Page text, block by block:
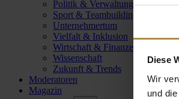
Diese
Wir
und
Politik & Verwaltung
Sport & Teambuilding
Unternehmertum
Vielfalt & Inklusion
Wirtschaft & Finanzen
Wissenschaft
Zukunft & Trends
Moderatoren
Magazin